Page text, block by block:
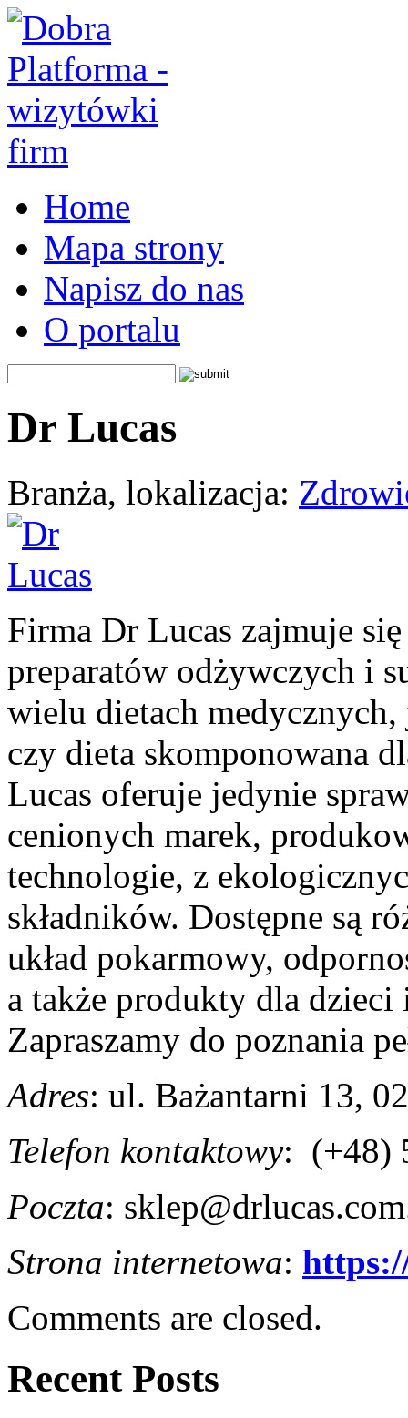
Home
Mapa strony
Napisz do nas
O portalu
Dr Lucas
Branża, lokalizacja:
Firma Dr Lucas zajmuje
preparatów odżywczych i
wielu dietach
czy dieta skomponowana
Lucas oferuje jedynie
cenionych marek,
technologie, z
składników. Dostępne są
układ pokarmowy,
a także produkty dla
Zapraszamy do poznania p
Adres: ul. Bażantarni 13,
Telefon kontaktowy: (+48)
Poczta:
Strona internetowa:
Comments are closed.
Recent Posts